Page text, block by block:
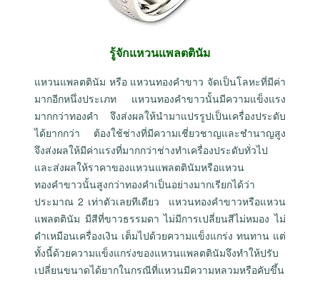
รู้จักแหวนแพลตตินัม
แหวนแพลตตินัม หรือ แหวนทองคำขาว จัดเป็นโลหะที่มีค่า
มากอีกหนึ่งประเภท แหวนทองคำขาวนั้นมีความแข็งแรง
มากกว่าทองคำ จึงส่งผลให้นำมาแปรรูปเป็นเครื่องประดับ
ได้ยากกว่า ต้องใช้ช่างที่มีความเชี่ยวชาญและชำนาญสูง
จึงส่งผลให้มีค่าแรงที่มากกว่าช่างทำเครื่องประดับทั่วไป
และส่งผลให้ราคาของแหวนแพลตตินัมหรือแหวน
ทองคำขาวนั้นสูงกว่าทองคำเป็นอย่างมากเรียกได้ว่า
ประมาณ 2 เท่าตัวเลยทีเดียว แหวนทองคำขาวหรือแหวน
แพลตตินัม มีสีที่ขาวธรรมดา ไม่มีการเปลี่ยนสีไม่หมอง ไม่
ดำเหมือนเครื่องเงิน เต็มไปด้วยความแข็งแกร่ง ทนทาน แต่
ทั้งนี้ด้วยความแข็งแกร่งของแหวนแพลตตินัมจึงทำให้ปรับ
เปลี่ยนขนาดได้ยากในกรณีที่แหวนมีความหลวมหรือคับขึ้น